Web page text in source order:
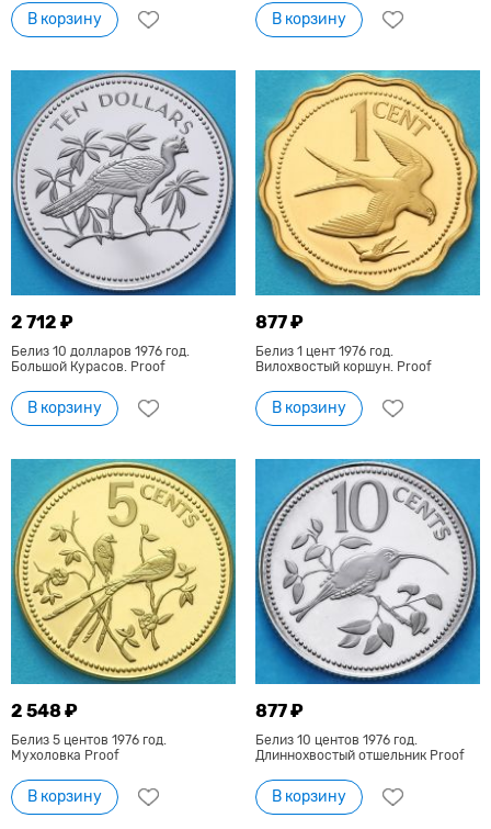
В корзину В корзину
2 712 ₽
Белиз 10 долларов 1976 год.
Большой Курасов. Proof
В корзину
877 ₽
Белиз 1 цент 1976 год.
Вилохвостый коршун. Proof
В корзину
2 548 ₽
Белиз 5 центов 1976 год.
Мухоловка Proof
В корзину
877 ₽
Белиз 10 центов 1976 год.
Длиннохвостый отшельник Proof
В корзину